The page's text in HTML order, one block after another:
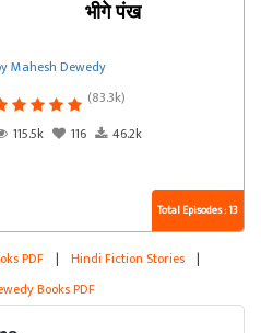
भीगे पंख
Mahesh Dewedy
(83.3k)
115.5k
116 46.2k
Total Episodes : 13
PDF | Hindi Fiction Stories |
Books PDF